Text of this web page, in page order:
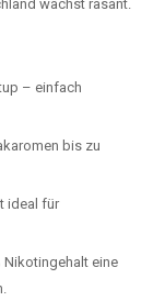
wächst rasant.
– einfach
bis zu
ideal für
Nikotingehalt eine